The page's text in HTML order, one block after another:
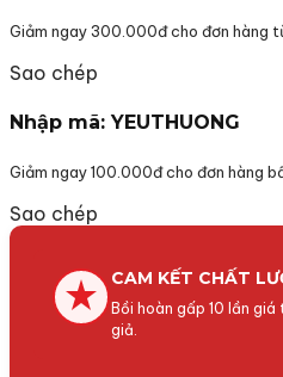
Giảm ngay 300.000đ cho đơn hàng
Sao chép
Nhập mã: YEUTHUONG
Giảm ngay 100.000đ cho đơn hàng
Sao chép
CAM KẾT CHẤT
Bồi hoàn gấp 10 lần
giả.